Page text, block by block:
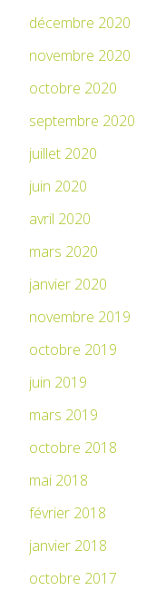
décembre 2020
novembre 2020
octobre 2020
septembre 2020
juillet 2020
juin 2020
avril 2020
mars 2020
janvier 2020
novembre 2019
octobre 2019
juin 2019
mars 2019
octobre 2018
mai 2018
février 2018
janvier 2018
octobre 2017